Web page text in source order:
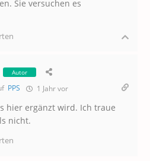
Sie versuchen es
Autor
PPS 1 Jahr vor
hier ergänzt wird. Ich traue
nicht.